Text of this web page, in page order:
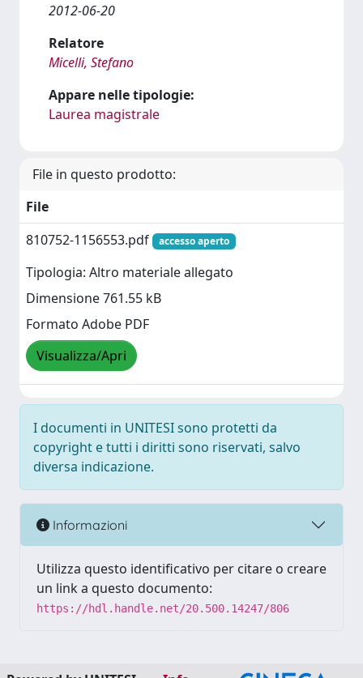
2012-06-20
Relatore
Micelli, Stefano
Appare nelle tipologie:
Laurea magistrale
File in questo prodotto:
File
810752-1156553.pdf
accesso aperto
Tipologia: Altro materiale allegato
Dimensione 761.55 kB
Formato Adobe PDF
Visualizza/Apri
I documenti in UNITESI sono protetti da
copyright e tutti i diritti sono riservati, salvo
diversa indicazione.
Informazioni
Utilizza questo identificativo per citare o creare
un link a questo documento:
https://hdl.handle.net/20.500.14247/806